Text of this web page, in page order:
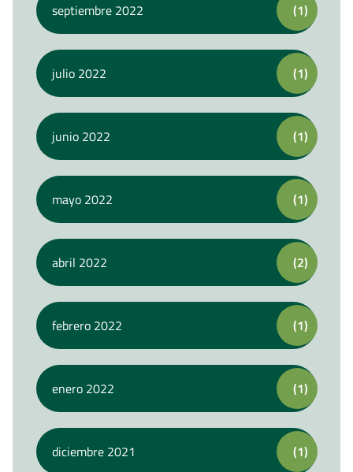
septiembre 2022 (1)
julio 2022 (1)
junio 2022 (1)
mayo 2022 (1)
abril 2022 (2)
febrero 2022 (1)
enero 2022 (1)
diciembre 2021 (1)